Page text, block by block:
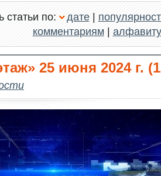
статьи по: дате|
комментариям| алфавиту
25 июня 2024 г.